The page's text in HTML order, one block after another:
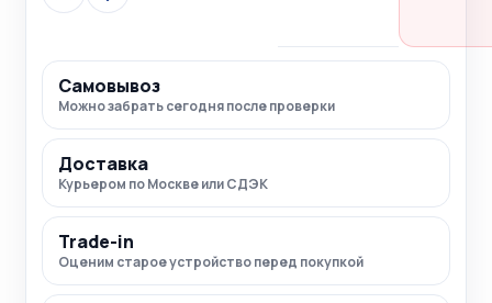
избранное
Самовывоз
Можно забрать сегодня после проверки
Доставка
Курьером по Москве или СДЭК
Trade-in
Оценим старое устройство перед покупкой